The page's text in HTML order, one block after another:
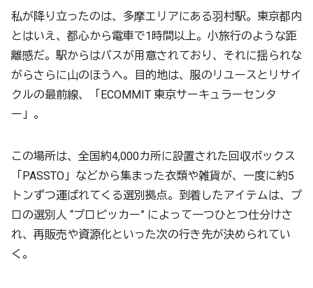
私が降り立ったのは、多摩エリアにある羽村駅。東京都内
とはいえ、都心から電車で1時間以上。小旅行のような距
離感だ。駅からはバスが用意されており、それに揺られな
がらさらに山のほうへ。目的地は、服のリユースとリサイ
クルの最前線、「ECOMMIT 東京サーキュラーセンタ
ー」。
この場所は、全国約4,000カ所に設置された回収ボックス
「PASSTO」などから集まった衣類や雑貨が、一度に約5
トンずつ運ばれてくる選別拠点。到着したアイテムは、プ
ロの選別人 “プロピッカー” によって一つひとつ仕分けさ
れ、再販売や資源化といった次の行き先が決められてい
く。